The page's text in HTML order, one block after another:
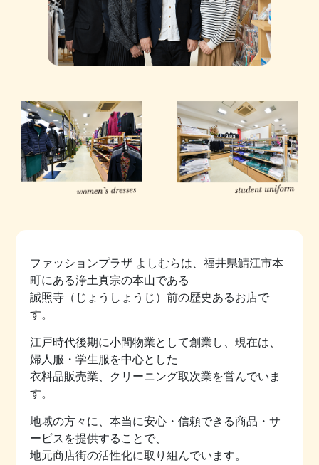
ファッションプラザ よしむらは、福井県鯖江市本
町にある浄土真宗の本山である
誠照寺（じょうしょうじ）前の歴史あるお店で
す。
江戸時代後期に小間物業として創業し、現在は、
婦人服・学生服を中心とした
衣料品販売業、クリーニング取次業を営んでいま
す。
地域の方々に、本当に安心・信頼できる商品・サ
ービスを提供することで、
地元商店街の活性化に取り組んでいます。